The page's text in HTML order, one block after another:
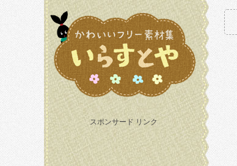
スポンサード リンク